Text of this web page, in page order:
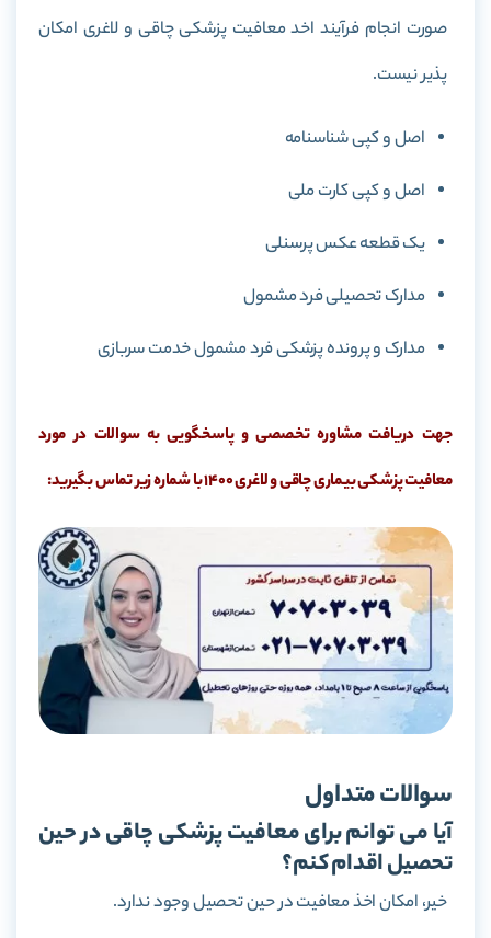
صورت انجام فرآیند اخد معافیت پزشکی چاقی و لاغری امکان
پذیر نیست.
اصل و کپی شناسنامه
اصل و کپی کارت ملی
یک قطعه عکس پرسنلی
مدارک تحصیلی فرد مشمول
مدارک و پرونده پزشکی فرد مشمول خدمت سربازی
جهت دریافت مشاوره تخصصی و پاسخگویی به سوالات در مورد
معافیت پزشکی بیماری چاقی و لاغری 1400 با شماره زیر تماس بگیرید:
سوالات متداول
آیا می توانم برای معافیت پزشکی چاقی در حین
تحصیل اقدام کنم؟
خیر، امکان اخذ معافیت در حین تحصیل وجود ندارد.